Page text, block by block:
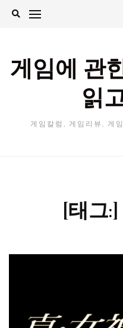
Skip
게임에 관
읽
게임칼럼, 게임리뷰, 게
[태그:]